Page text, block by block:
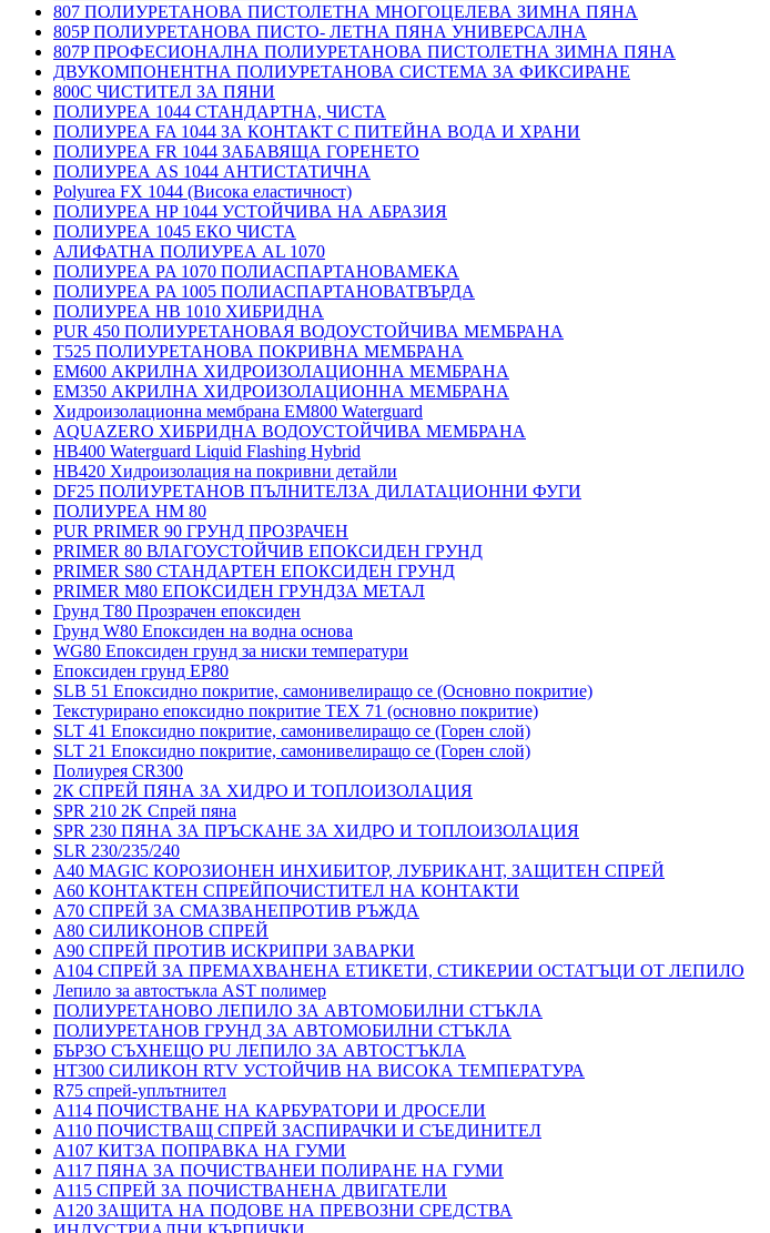
807 ПОЛИУРЕТАНОВА ПИСТОЛЕТНА МНОГОЦЕЛЕВА ЗИМНА ПЯНА
805P ПОЛИУРЕТАНОВА ПИСТО- ЛЕТНА ПЯНА УНИВЕРСАЛНА
807P ПРОФЕСИОНАЛНА ПОЛИУРЕТАНОВА ПИСТОЛЕТНА ЗИМНА ПЯНА
ДВУКОМПОНЕНТНА ПОЛИУРЕТАНОВА СИСТЕМА ЗА ФИКСИРАНЕ
800C ЧИСТИТЕЛ ЗА ПЯНИ
ПОЛИУРЕА 1044 СТАНДАРТНА, ЧИСТА
ПОЛИУРЕА FA 1044 ЗА КОНТАКТ С ПИТЕЙНА ВОДА И ХРАНИ
ПОЛИУРЕА FR 1044 ЗАБАВЯЩА ГОРЕНЕТО
ПОЛИУРЕА AS 1044 АНТИСТАТИЧНА
Polyurea FX 1044 (Висока еластичност)
ПОЛИУРЕА HP 1044 УСТОЙЧИВА НА АБРАЗИЯ
ПОЛИУРЕА 1045 ЕКО ЧИСТА
АЛИФАТНА ПОЛИУРЕА AL 1070
ПОЛИУРЕА PA 1070 ПОЛИАСПАРТАНОВАМЕКА
ПОЛИУРЕА PA 1005 ПОЛИАСПАРТАНОВАТВЪРДА
ПОЛИУРЕА HB 1010 ХИБРИДНА
PUR 450 ПОЛИУРЕТАНОВАЯ ВОДОУСТОЙЧИВА МЕМБРАНА
T525 ПОЛИУРЕТАНОВА ПОКРИВНА МЕМБРАНА
EM600 АКРИЛНА ХИДРОИЗОЛАЦИОННА МЕМБРАНА
EM350 АКРИЛНА ХИДРОИЗОЛАЦИОННА МЕМБРАНА
Хидроизолационна мембрана EM800 Waterguard
AQUAZERO ХИБРИДНА ВОДОУСТОЙЧИВА МЕМБРАНА
HB400 Waterguard Liquid Flashing Hybrid
HB420 Хидроизолация на покривни детайли
DF25 ПОЛИУРЕТАНОВ ПЪЛНИТЕЛЗА ДИЛАТАЦИОННИ ФУГИ
ПОЛИУРЕА HM 80
PUR PRIMER 90 ГРУНД ПРОЗРАЧЕН
PRIMER 80 ВЛАГОУСТОЙЧИВ ЕПОКСИДЕН ГРУНД
PRIMER S80 СТАНДАРТЕН ЕПОКСИДЕН ГРУНД
PRIMER M80 ЕПОКСИДЕН ГРУНДЗА МЕТАЛ
Грунд Т80 Прозрачен епоксиден
Грунд W80 Епоксиден на водна основа
WG80 Епоксиден грунд за ниски температури
Епоксиден грунд EP80
SLB 51 Епоксидно покритие, самонивелиращо се (Основно покритие)
Текстурирано епоксидно покритие TEX 71 (основно покритие)
SLT 41 Епоксидно покритие, самонивелиращо се (Горен слой)
SLT 21 Епоксидно покритие, самонивелиращо се (Горен слой)
Полиурея CR300
2К СПРЕЙ ПЯНА ЗА ХИДРО И ТОПЛОИЗОЛАЦИЯ
SPR 210 2K Спрей пяна
SPR 230 ПЯНА ЗА ПРЪСКАНЕ ЗА ХИДРО И ТОПЛОИЗОЛАЦИЯ
SLR 230/235/240
A40 MAGIC КОРОЗИОНЕН ИНХИБИТОР, ЛУБРИКАНТ, ЗАЩИТЕН СПРЕЙ
A60 КОНТАКТЕН СПРЕЙПОЧИСТИТЕЛ НА КОНТАКТИ
A70 СПРЕЙ ЗА СМАЗВАНЕПРОТИВ РЪЖДА
A80 СИЛИКОНОВ СПРЕЙ
A90 СПРЕЙ ПРОТИВ ИСКРИПРИ ЗАВАРКИ
A104 СПРЕЙ ЗА ПРЕМАХВАНЕНА ЕТИКЕТИ, СТИКЕРИИ ОСТАТЪЦИ ОТ ЛЕПИЛО
Лепило за автостъкла AST полимер
ПОЛИУРЕТАНОВО ЛЕПИЛО ЗА АВТОМОБИЛНИ СТЪКЛА
ПОЛИУРЕТАНОВ ГРУНД ЗА АВТОМОБИЛНИ СТЪКЛА
БЪРЗО СЪХНЕЩО PU ЛЕПИЛО ЗА АВТОСТЪКЛА
HT300 СИЛИКОН RTV УСТОЙЧИВ НА ВИСОКА ТЕМПЕРАТУРА
R75 спрей-уплътнител
A114 ПОЧИСТВАНЕ НА КАРБУРАТОРИ И ДРОСЕЛИ
A110 ПОЧИСТВАЩ СПРЕЙ ЗАСПИРАЧКИ И СЪЕДИНИТЕЛ
A107 КИТЗА ПОПРАВКА НА ГУМИ
A117 ПЯНА ЗА ПОЧИСТВАНЕИ ПОЛИРАНЕ НА ГУМИ
A115 СПРЕЙ ЗА ПОЧИСТВАНЕНА ДВИГАТЕЛИ
A120 ЗАЩИТА НА ПОДОВЕ НА ПРЕВОЗНИ СРЕДСТВА